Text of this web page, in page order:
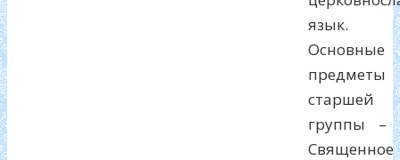
язык.
Основные
предметы
старшей
группы –
Священное